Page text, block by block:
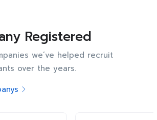
Registered
we’ve helped recruit
over the years.